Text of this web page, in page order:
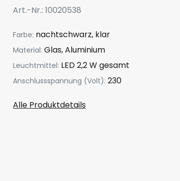
Art.-Nr. 10020538
Farbe: nachtschwarz, klar
Material: Glas, Aluminium
Leuchtmittel: LED 2,2 W gesamt
Anschlussspannung (Volt): 230
Alle Produktdetails